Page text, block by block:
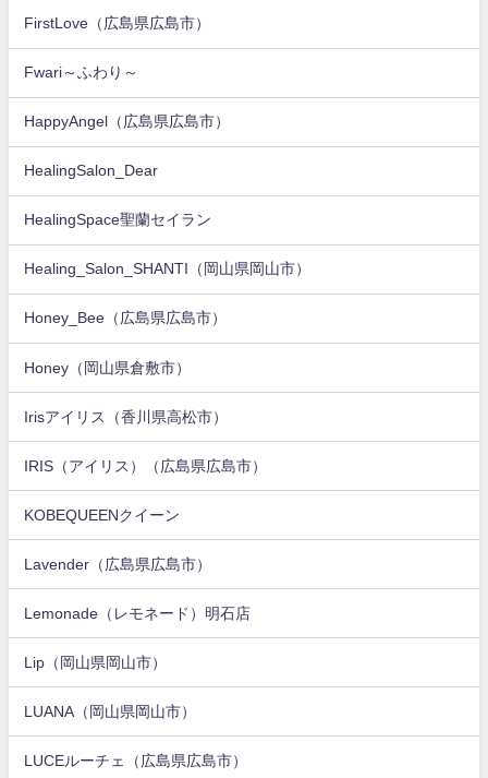
FirstLove（広島県広島市）
Fwari～ふわり～
HappyAngel（広島県広島市）
HealingSalon_Dear
HealingSpace聖蘭セイラン
Healing_Salon_SHANTI（岡山県岡山市）
Honey_Bee（広島県広島市）
Honey（岡山県倉敷市）
Irisアイリス（香川県高松市）
IRIS（アイリス）（広島県広島市）
KOBEQUEENクイーン
Lavender（広島県広島市）
Lemonade（レモネード）明石店
Lip（岡山県岡山市）
LUANA（岡山県岡山市）
LUCEルーチェ（広島県広島市）